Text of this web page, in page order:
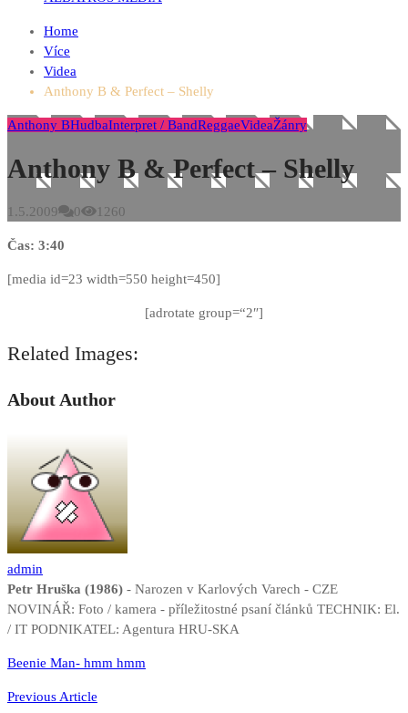
Home
Více
Videa
Anthony B & Perfect – Shelly
Anthony BHudbaInterpret / BandReggaeVideaŽánry
Anthony B & Perfect – Shelly
1.5.2009 0 1260
Čas: 3:40
[media id=23 width=550 height=450]
[adrotate group=“2″]
Related Images:
About Author
admin
Petr Hruška (1986) - Narozen v Karlových Varech - CZE
NOVINÁŘ: Foto / kamera - příležitostné psaní článků TECHNIK: El.
/ IT PODNIKATEL: Agentura HRU-SKA
Navigace
pro
Beenie Man- hmm hmm
Previous Article